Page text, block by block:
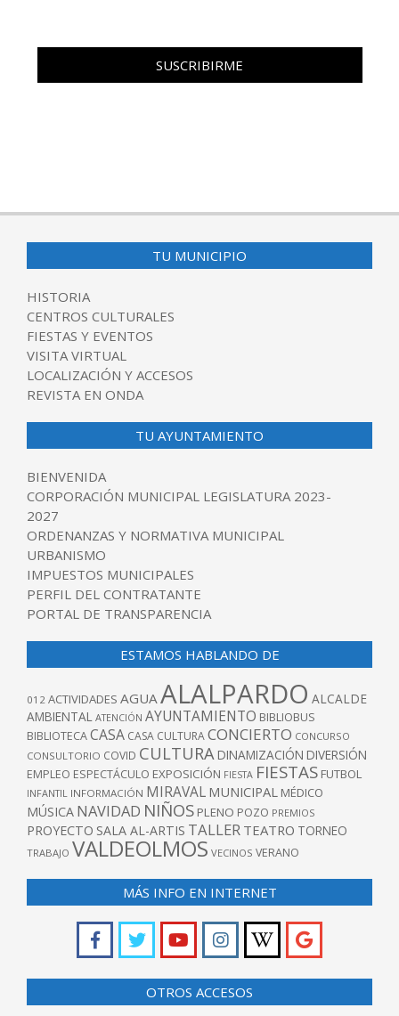
TU MUNICIPIO
HISTORIA
CENTROS CULTURALES
FIESTAS Y EVENTOS
VISITA VIRTUAL
LOCALIZACIÓN Y ACCESOS
REVISTA EN ONDA
TU AYUNTAMIENTO
BIENVENIDA
CORPORACIÓN MUNICIPAL LEGISLATURA 2023-
2027
ORDENANZAS Y NORMATIVA MUNICIPAL
URBANISMO
IMPUESTOS MUNICIPALES
PERFIL DEL CONTRATANTE
PORTAL DE TRANSPARENCIA
ESTAMOS HABLANDO DE
012 ACTIVIDADES AGUAALALPARDO ALCALDE
AMBIENTAL ATENCIÓN AYUNTAMIENTO BIBLIOBUS
BIBLIOTECACASA CASA CULTURACONCIERTO CONCURSO
CONSULTORIO COVID CULTURA DINAMIZACIÓN DIVERSIÓN
EMPLEO ESPECTÁCULO EXPOSICIÓN FIESTA FIESTAS FUTBOL
INFANTIL INFORMACIÓN MIRAVAL MUNICIPAL MÉDICO
MÚSICA NAVIDAD NIÑOS PLENO POZO PREMIOS
PROYECTO SALA AL-ARTIS TALLER TEATRO TORNEO
TRABAJO VALDEOLMOS VECINOS VERANO
MÁS INFO EN INTERNET
OTROS ACCESOS